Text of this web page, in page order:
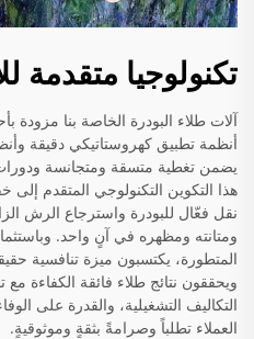
تكنولوجيا متقدمة
آلات طلاء البودرة الخاصة بنا مزودة
أنظمة تطبيق كهروستاتيكي دقيقة
يضمن تغطية متسقة ومتجانسة
هذا التكوين التكنولوجي المتقدم
نقل فعّال للبودرة واسترجاع الرش
ومتانته ومظهره في آنٍ واحد.
المتطورة، يكتسبون ميزة تنافسية
ويحققون نتائج طلاء فائقة الكفاءة
التكاليف التشغيلية، والقدرة على
العملاء تطلباً وصرامةً بثقةٍ وموثوقيةٍ.